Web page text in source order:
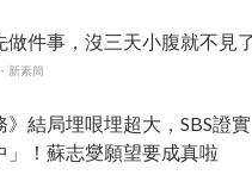
做件事，沒三天小腹就不見
新素簡
》結局埋哏埋超大，SBS證
」！蘇志燮願望要成真啦